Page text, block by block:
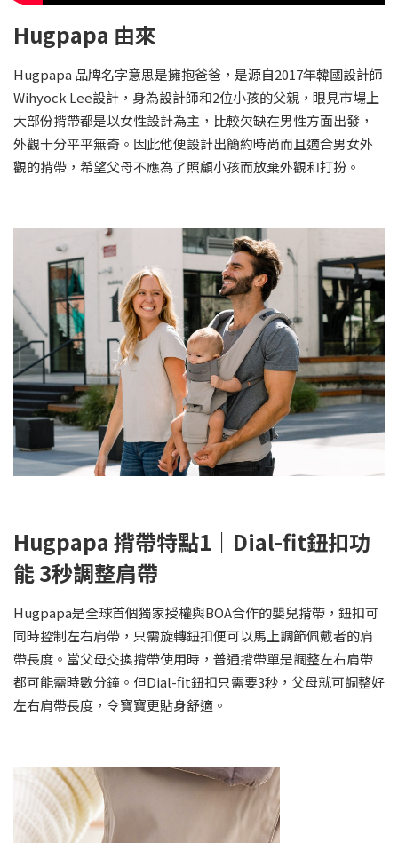
Hugpapa 由來
Hugpapa 品牌名字意思是擁抱爸爸，是源自2017年韓國設計師
Wihyock Lee設計，身為設計師和2位小孩的父親，眼見市場上
大部份揹帶都是以女性設計為主，比較欠缺在男性方面出發，
外觀十分平平無奇。因此他便設計出簡約時尚而且適合男女外
觀的揹帶，希望父母不應為了照顧小孩而放棄外觀和打扮。
Hugpapa 揹帶特點1｜Dial-fit鈕扣功
能 3秒調整肩帶
Hugpapa是全球首個獨家授權與BOA合作的嬰兒揹帶，鈕扣可
同時控制左右肩帶，只需旋轉鈕扣便可以馬上調節佩戴者的肩
帶長度。當父母交換揹帶使用時，普通揹帶單是調整左右肩帶
都可能需時數分鐘。但Dial-fit鈕扣只需要3秒，父母就可調整好
左右肩帶長度，令寶寶更貼身舒適。